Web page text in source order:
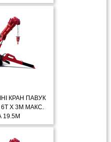
КРАН ПАВУК
6Т X 3М МАКС.
19.5М